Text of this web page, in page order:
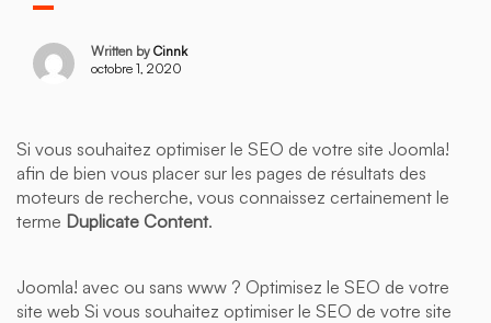
Written by Cinnk
octobre 1, 2020
Si vous souhaitez optimiser le SEO de votre site Joomla!
afin de bien vous placer sur les pages de résultats des
moteurs de recherche, vous connaissez certainement le
terme Duplicate Content.
Joomla! avec ou sans www ? Optimisez le SEO de votre
site web Si vous souhaitez optimiser le SEO de votre site